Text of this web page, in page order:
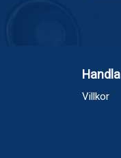
Handla
Villkor